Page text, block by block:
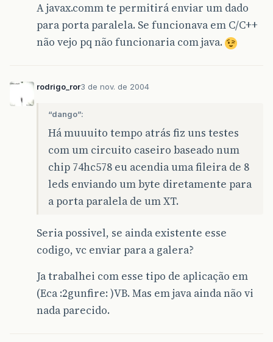
A javax.comm te permitirá enviar um dado
para porta paralela. Se funcionava em C/C++
não vejo pq não funcionaria com java.
rodrigo_ror3 de nov. de 2004
“dango”:
Há muuuito tempo atrás fiz uns testes
com um circuito caseiro baseado num
chip 74hc578 eu acendia uma fileira de 8
leds enviando um byte diretamente para
a porta paralela de um XT.
Seria possivel, se ainda existente esse
codigo, vc enviar para a galera?
Ja trabalhei com esse tipo de aplicação em
(Eca :2gunfire: )VB. Mas em java ainda não vi
nada parecido.